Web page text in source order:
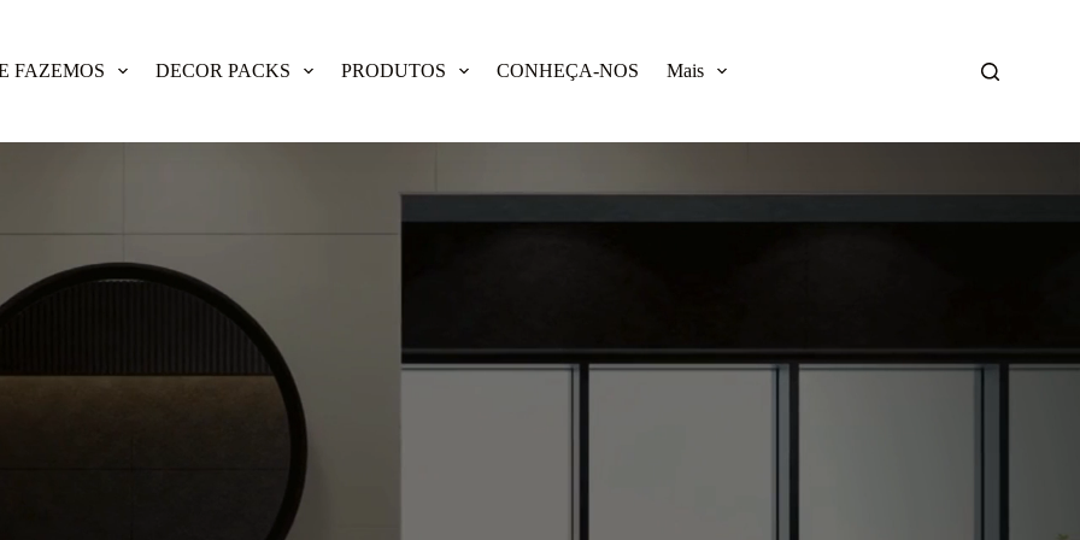
FAZEMOS DECOR PACKS PRODUTOS CONHEÇA-NOS Mais